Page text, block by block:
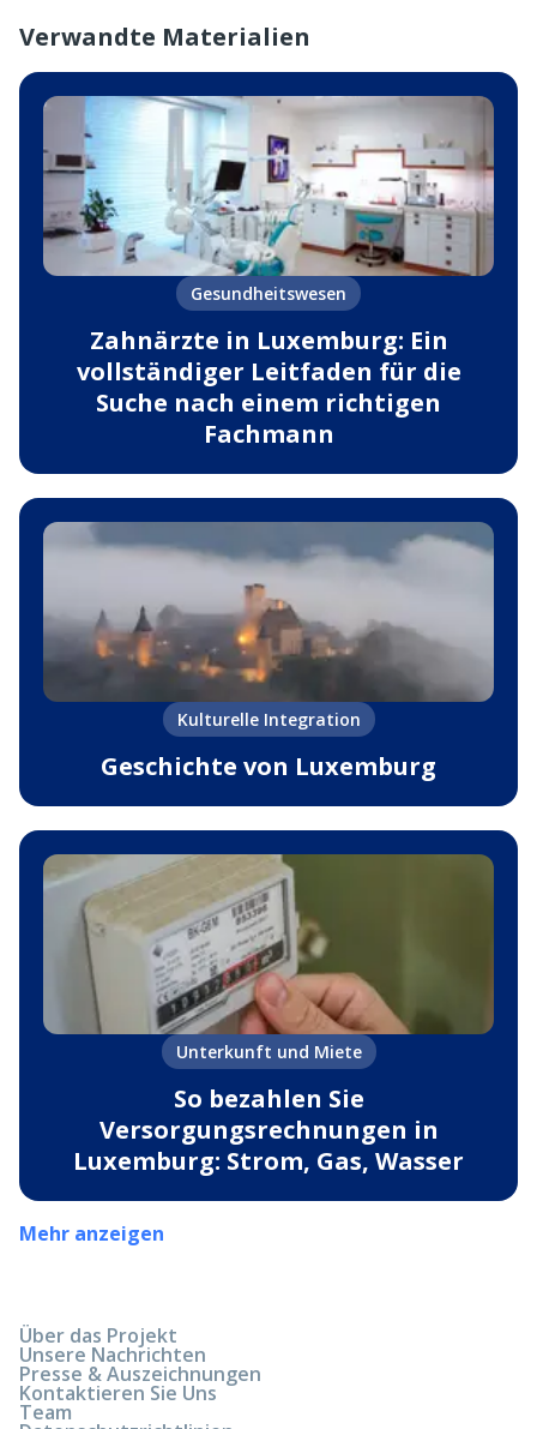
Verwandte Materialien
Gesundheitswesen
Zahnärzte in Luxemburg: Ein
vollständiger Leitfaden für die
Suche nach einem richtigen
Fachmann
Kulturelle Integration
Geschichte von Luxemburg
Unterkunft und Miete
So bezahlen Sie
Versorgungsrechnungen in
Luxemburg: Strom, Gas, Wasser
Mehr anzeigen
Über das Projekt
Unsere Nachrichten
Presse & Auszeichnungen
Kontaktieren Sie Uns
Team